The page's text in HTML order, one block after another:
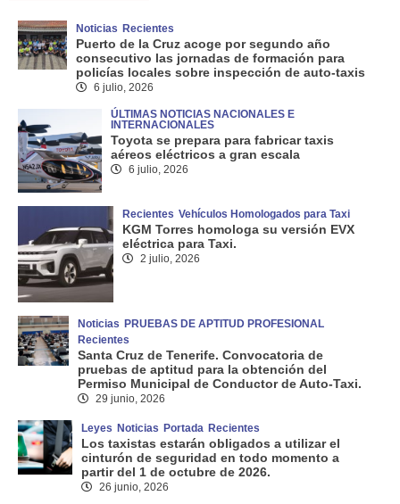
Noticias Recientes
Puerto de la Cruz acoge por segundo año
consecutivo las jornadas de formación para
policías locales sobre inspección de auto-taxis
6 julio, 2026
ÚLTIMAS NOTICIAS NACIONALES E
INTERNACIONALES
Toyota se prepara para fabricar taxis
aéreos eléctricos a gran escala
6 julio, 2026
Recientes Vehículos Homologados para Taxi
KGM Torres homologa su versión EVX
eléctrica para Taxi.
2 julio, 2026
Noticias PRUEBAS DE APTITUD PROFESIONAL
Recientes
Santa Cruz de Tenerife. Convocatoria de
pruebas de aptitud para la obtención del
Permiso Municipal de Conductor de Auto-Taxi.
29 junio, 2026
Leyes Noticias Portada Recientes
Los taxistas estarán obligados a utilizar el
cinturón de seguridad en todo momento a
partir del 1 de octubre de 2026.
26 junio, 2026